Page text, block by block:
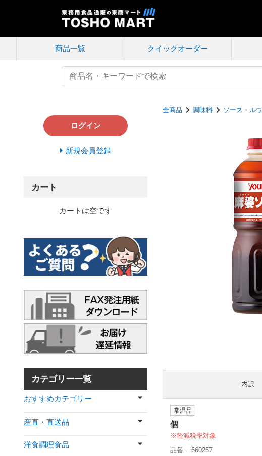
商品一覧 クイックオーダー
全商品 調味料 ソース・ルウ
内訳
常温品
個
軽減税率対象
品番
660257
ログイン
新規会員登録
カート
カートは空です
カテゴリー一覧
おすすめカテゴリー
産直・直送品
洋食調理食品